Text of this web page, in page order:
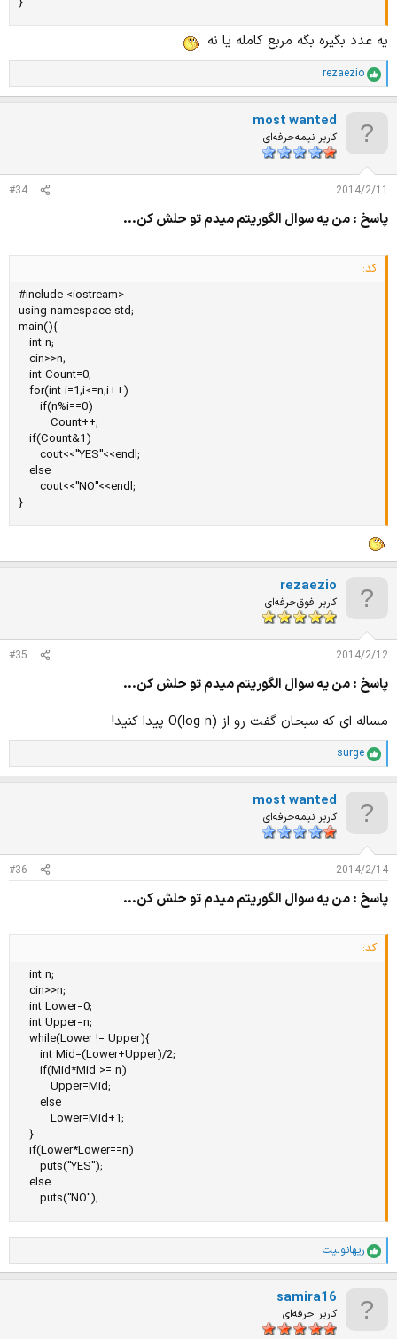
یه عدد بگیره بگه مربع کامله یا نه
ا
م
ت
rezaezio
most wanted
کاربر نیمه‌حرفه‌ای
2014/2/11
#34
پاسخ : من يه سوال الگوريتم ميدم تو حلش كن...
کد:
#include <iostream>
using namespace std;
main(){
   int n;
   cin>>n;
   int Count=0;
   for(int i=1;i<=n;i++)
      if(n%i==0)
         Count++;
   if(Count&1)
      cout<<"YES"<<endl;
   else
      cout<<"NO"<<endl;
}
rezaezio
کاربر فوق‌حرفه‌ای
2014/2/12
#35
پاسخ : من يه سوال الگوريتم ميدم تو حلش كن...
مساله ای که سبحان گفت رو از (O(log n پیدا کنید!
ا
م
ت
surge
most wanted
کاربر نیمه‌حرفه‌ای
2014/2/14
#36
پاسخ : من يه سوال الگوريتم ميدم تو حلش كن...
کد:
   int n;
   cin>>n;
   int Lower=0;
   int Upper=n;
   while(Lower != Upper){
      int Mid=(Lower+Upper)/2;
      if(Mid*Mid >= n)
         Upper=Mid;
      else
         Lower=Mid+1;
   }
   if(Lower*Lower==n)
      puts("YES");
   else
      puts("NO");
ا
م
ریهانولیت
samira16
کاربر حرفه‌ای